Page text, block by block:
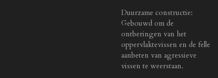
Duurzame constructie:
Gebouwd om de
ontberingen van het
oppervlaktevissen en de felle
aanbeten van agressieve
vissen te weerstaan.